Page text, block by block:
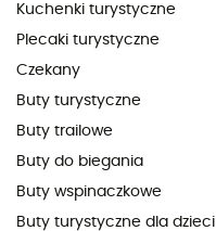
Kuchenki turystyczne
Plecaki turystyczne
Czekany
Buty turystyczne
Buty trailowe
Buty do biegania
Buty wspinaczkowe
Buty turystyczne dla dzieci